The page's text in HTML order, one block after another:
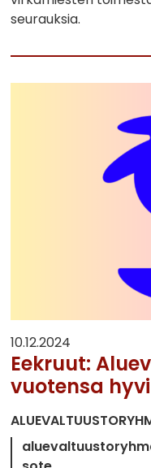
seurauksia.
10.12.2024
Eekruut:
vuotensa